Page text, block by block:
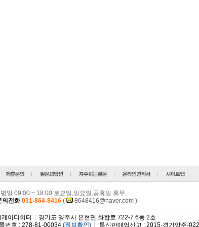
평일 09:00 ~ 18:00 토요일,일요일,공휴일 휴무
의전화031-864-8416 ( 8648416@naver.com)
이디히터
경기도 양주시 은현면 화합로 722-7 6동 2호
번호 : 278-81-00034 (정보확인) 통신판매업신고 : 2015-경기양주-